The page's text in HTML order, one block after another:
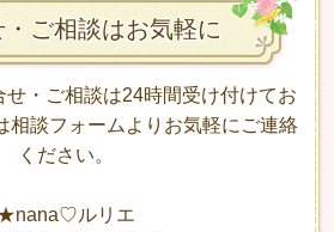
ご相談はお気軽に
せ・ご相談は24時間受け付けてお
相談フォームよりお気軽にご連絡
ください。
ルリエ